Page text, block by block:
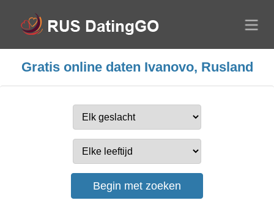
Gratis online daten Ivanovo, Rusland